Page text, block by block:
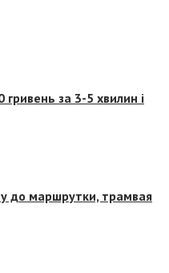
гривень за 3-5 хвилин і
до маршрутки, трамвая